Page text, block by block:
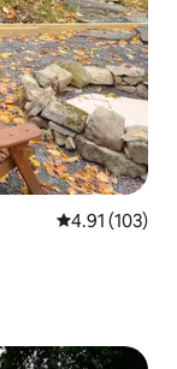
從 103 則評價
4.91 (103)